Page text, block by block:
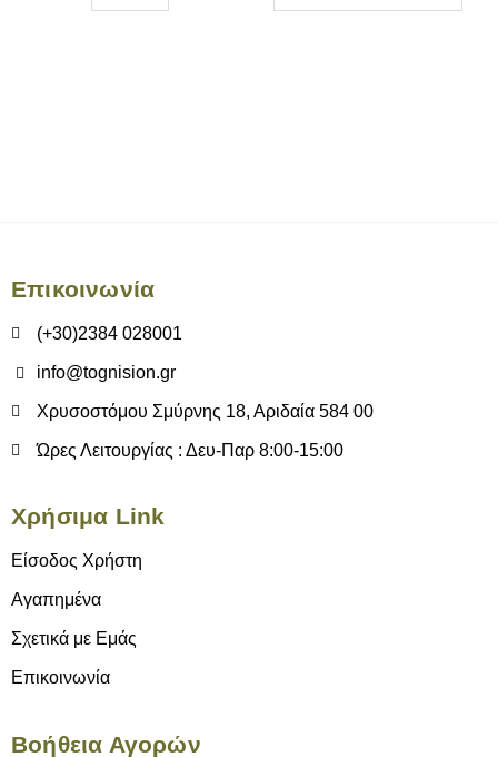
Επικοινωνία
(+30)2384 028001
info@tognision.gr
Χρυσοστόμου Σμύρνης 18, Αριδαία 584 00
Ώρες Λειτουργίας : Δευ-Παρ 8:00-15:00
Χρήσιμα Link
Είσοδος Χρήστη
Αγαπημένα
Σχετικά με Εμάς
Επικοινωνία
Βοήθεια Αγορών